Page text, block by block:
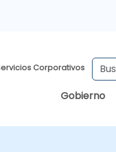
Corporativos
Gobierno